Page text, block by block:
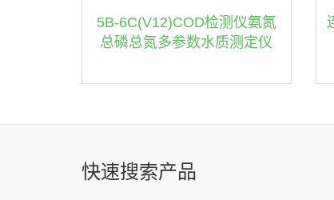
5B-6C(V12)COD检测仪氨氮
总磷总氮多参数水质测定仪
快速搜索产品